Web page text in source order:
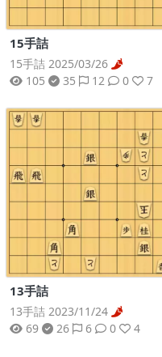
15手詰
15手詰 2025/03/26
105
35 12 0 7
13手詰
13手詰 2023/11/24
69
26 6 0 4